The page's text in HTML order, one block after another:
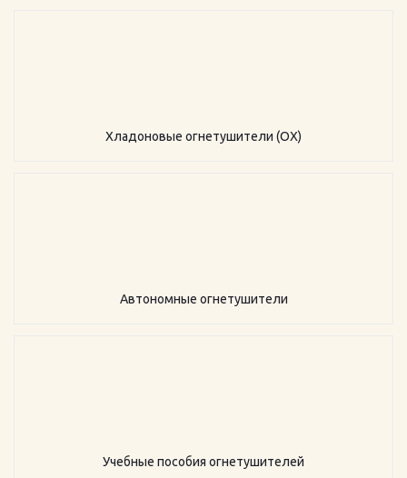
Хладоновые огнетушители (ОХ)
Автономные огнетушители
Учебные пособия огнетушителей